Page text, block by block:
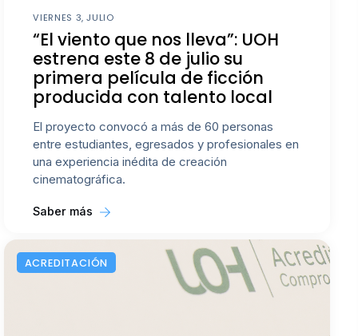
VIERNES 3, JULIO
“El viento que nos lleva”: UOH
estrena este 8 de julio su
primera película de ficción
producida con talento local
El proyecto convocó a más de 60 personas
entre estudiantes, egresados y profesionales en
una experiencia inédita de creación
cinematográfica.
Saber más
ACREDITACIÓN